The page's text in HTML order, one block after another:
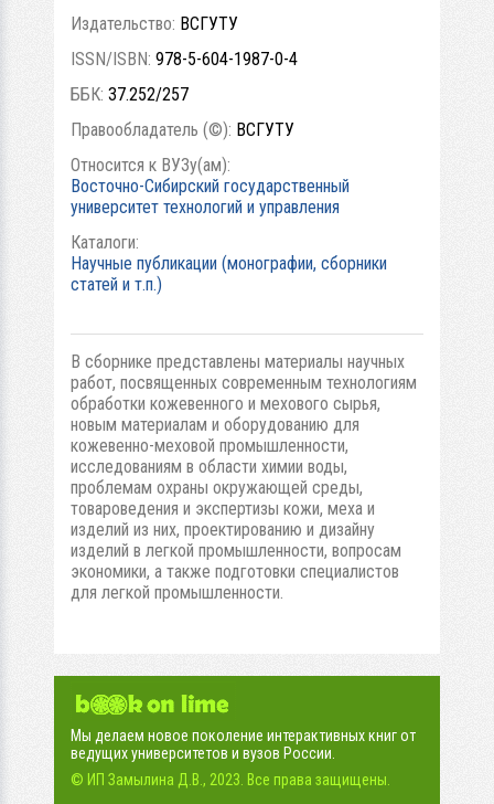
Издательство: ВСГУТУ
ISSN/ISBN: 978-5-604-1987-0-4
ББК: 37.252/257
Правообладатель (©): ВСГУТУ
Относится к ВУЗу(ам):
Восточно-Сибирский государственный
университет технологий и управления
Каталоги:
Научные публикации (монографии, сборники
статей и т.п.)
В сборнике представлены материалы научных
работ, посвященных современным технологиям
обработки кожевенного и мехового сырья,
новым материалам и оборудованию для
кожевенно-меховой промышленности,
исследованиям в области химии воды,
проблемам охраны окружающей среды,
товароведения и экспертизы кожи, меха и
изделий из них, проектированию и дизайну
изделий в легкой промышленности, вопросам
экономики, а также подготовки специалистов
для легкой промышленности.
Мы делаем новое поколение интерактивных книг от
ведущих университетов и вузов России.
© ИП Замылина Д.В., 2023. Все права защищены.